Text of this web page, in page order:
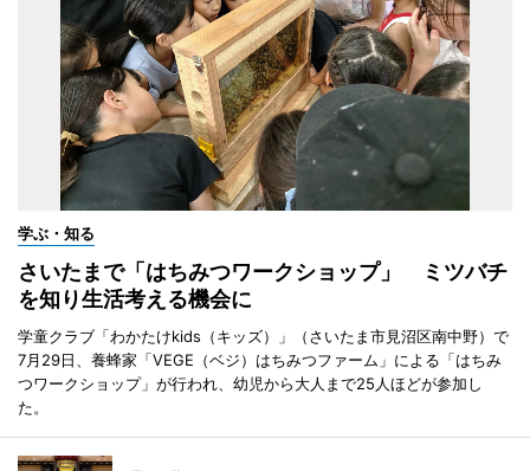
学ぶ・知る
さいたまで「はちみつワークショップ」 ミツバチ
を知り生活考える機会に
学童クラブ「わかたけkids（キッズ）」（さいたま市見沼区南中野）で
7月29日、養蜂家「VEGE（ベジ）はちみつファーム」による「はちみ
つワークショップ」が行われ、幼児から大人まで25人ほどが参加し
た。